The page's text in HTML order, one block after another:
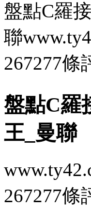
盤點C羅
聯
267277條
盤點C羅
王_曼聯
267277條